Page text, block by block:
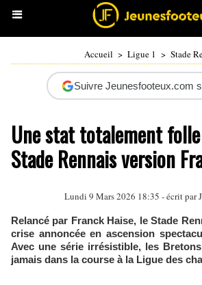
Accueil > Ligue 1 > Stade
Suivre Jeunesfooteux.com
Une stat totalement
Stade Rennais version
Lundi 9 Mars 2026 18:35 - écrit par
Relancé par Franck Haise, le Stade
crise annoncée en ascension
Avec une série irrésistible, les
jamais dans la course à la Ligue des